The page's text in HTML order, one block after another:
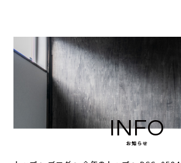
INFO
お知らせ